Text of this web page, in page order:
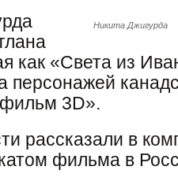
Никита Джигурда
как «Света из
персонажей
3D».
рассказали в
фильма в